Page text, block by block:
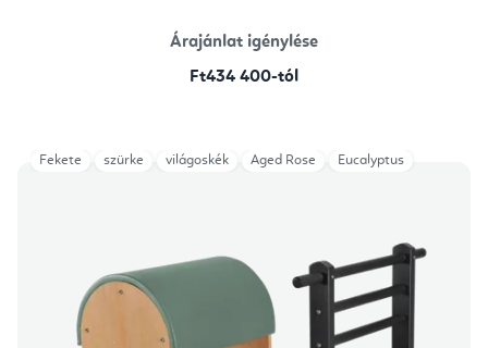
Árajánlat igénylése
Ft434 400-tól
Fekete szürke világoskék Aged Rose Eucalyptus